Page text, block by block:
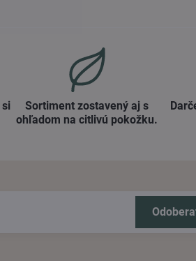
Sortiment zostavený aj s
ohľadom na citlivú pokožku​.